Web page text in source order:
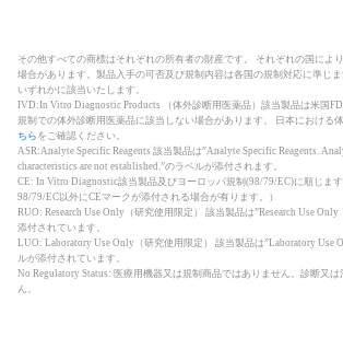
その他すべての商標はそれぞれの所有者の財産です。 それぞれの国によ
場合があります。製品入手の可否及び規制内容は各国の規制対応に準じ
いずれかに該当いたします。
IVD:In Vitro Diagnostic Products （体外診断用医薬品）該当製品は米国
規制での体外診断用医薬品に該当しない場合があります。 日本における
ちら をご確認ください。
ASR:Analyte Specific Reagents 該当製品は”Analyte Specific Reagents.
characteristics are not established.”のラベルが添付されます。
CE: In Vitro Diagnostic該当製品及びヨーロッパ規制(98/79/EC)に順じま
98/79/EC以外にCEマークが添付される場合が有ります。）
RUO: Research Use Only（研究使用限定） 該当製品は”Research Use
添付されています。
LUO: Laboratory Use Only（研究使用限定） 該当製品は”Laboratory Use
ルが添付されています。
No Regulatory Status: 医療用機器又は規制商品ではありません。診断又
ん。